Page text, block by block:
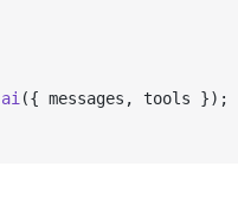
ai ({ messages, tools });